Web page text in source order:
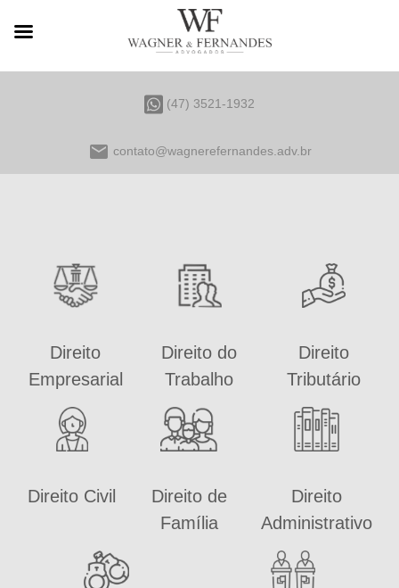
(47) 3521-1932
email contato@wagnerefernandes.adv.br
Direito
Empresarial
Direito do
Trabalho
Direito
Tributário
Direito Civil
Direito de
Família
Direito
Administrativo